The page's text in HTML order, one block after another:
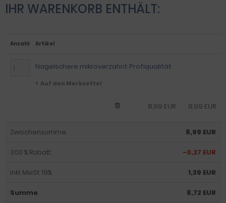
IHR WARENKORB ENTHÄLT:
Anzahl Artikel
Nagelschere mikroverzahnt Profiqualität
Auf den Merkzettel
8,99 EUR
8,99 EUR
Zwischensumme: 8,99 EUR
3.00 % Rabatt: -0,27 EUR
inkl. MwSt. 19%: 1,39 EUR
Summe:
8,72 EUR